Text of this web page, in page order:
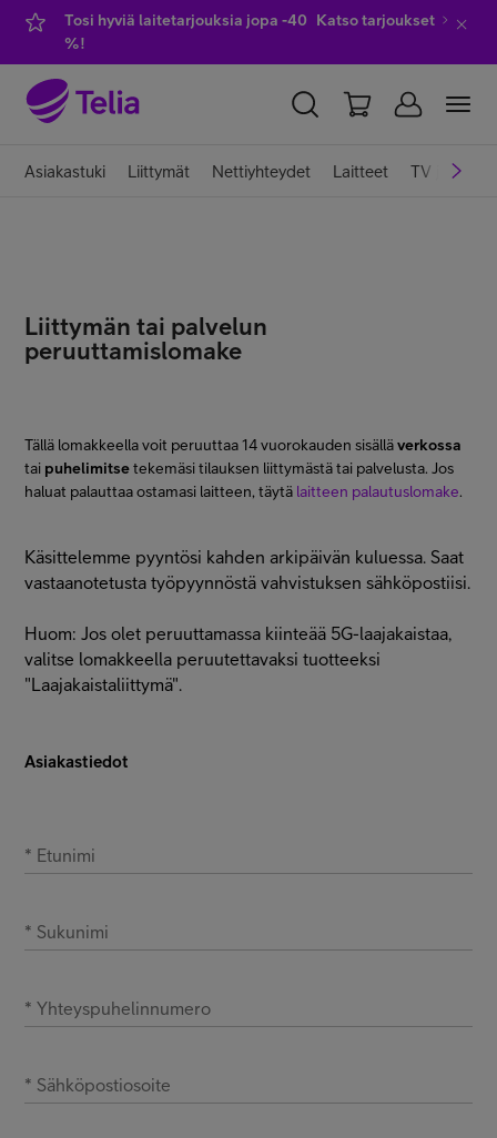
Tosi hyviä laitetarjouksia jopa -40
%!
Katso tarjoukset
YKSITYISILLE YRITYKSILLE WHOLESALE
Laitteet
TV ja viihde
FI EN SV
Asiakastuki Liittymät Nettiyhteydet Laitteet TV ja viihde
Liittymän tai palvelun
peruuttamislomake
Tällä lomakkeella voit peruuttaa 14 vuorokauden sisälläverkossa
tai puhelimitsetekemäsi tilauksen liittymästä tai palvelusta. Jos
haluat palauttaa ostamasi laitteen, täytä laitteen palautuslomake.
Käsittelemme pyyntösi kahden arkipäivän kuluessa. Saat
vastaanotetusta työpyynnöstä vahvistuksen sähköpostiisi.
Huom: Jos olet peruuttamassa kiinteää 5G-laajakaistaa,
valitse lomakkeella peruutettavaksi tuotteeksi
"Laajakaistaliittymä".
Asiakastiedot
* Etunimi
* Sukunimi
* Yhteyspuhelinnumero
* Sähköpostiosoite